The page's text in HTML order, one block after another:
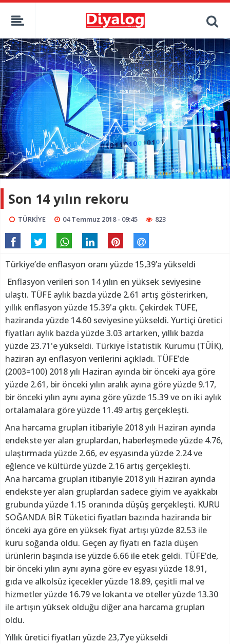
Son 14 yılın rekoru
TÜRKİYE 04 Temmuz 2018 - 09:45 823
Türkiye’de enflasyon oranı yüzde 15,39’a yükseldi
Enflasyon verileri son 14 yılın en yüksek seviyesine
ulaştı. TÜFE aylık bazda yüzde 2.61 artış gösterirken,
yıllık enflasyon yüzde 15.39'a çıktı. Çekirdek TÜFE,
haziranda yüzde 14.60 seviyesine yükseldi. Yurtiçi üretici
fiyatları aylık bazda yüzde 3.03 artarken, yıllık bazda
yüzde 23.71'e yükseldi. Türkiye İstatistik Kurumu (TÜİK),
haziran ayı enflasyon verilerini açıkladı. TÜFE’de
(2003=100) 2018 yılı Haziran ayında bir önceki aya göre
yüzde 2.61, bir önceki yılın aralık ayına göre yüzde 9.17,
bir önceki yılın aynı ayına göre yüzde 15.39 ve on iki aylık
ortalamalara göre yüzde 11.49 artış gerçekleşti.
Ana harcama grupları itibariyle 2018 yılı Haziran ayında
endekste yer alan gruplardan, haberleşmede yüzde 4.76,
ulaştırmada yüzde 2.66, ev eşyasında yüzde 2.24 ve
eğlence ve kültürde yüzde 2.16 artış gerçekleşti.
Ana harcama grupları itibariyle 2018 yılı Haziran ayında
endekste yer alan gruplardan sadece giyim ve ayakkabı
grubunda yüzde 1.15 oranında düşüş gerçekleşti. KURU
SOĞANDA BİR Tüketici fiyatları bazında haziranda bir
önceki aya göre en yüksek fiyat artışı yüzde 82.53 ile
kuru soğanda oldu. Geçen ay fiyatı en fazla düşen
ürünlerin başında ise yüzde 6.66 ile etek geldi. TÜFE’de,
bir önceki yılın aynı ayına göre ev eşyası yüzde 18.91,
gıda ve alkolsüz içecekler yüzde 18.89, çeşitli mal ve
hizmetler yüzde 16.79 ve lokanta ve oteller yüzde 13.30
ile artışın yüksek olduğu diğer ana harcama grupları
oldu.
Yıllık üretici fiyatları yüzde 23,7’ye yükseldi